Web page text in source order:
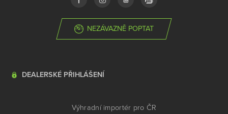
NEZÁVAZNĚ POPTAT
DEALERSKÉ PŘIHLÁŠENÍ
Výhradní importér pro ČR